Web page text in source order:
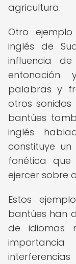
agricultura.
Otro
inglés de
influencia
entonación
palabras y
otros
bantúes
inglés
constituye
fonética que
ejercer sobre
Estos
bantúes han
de idiomas